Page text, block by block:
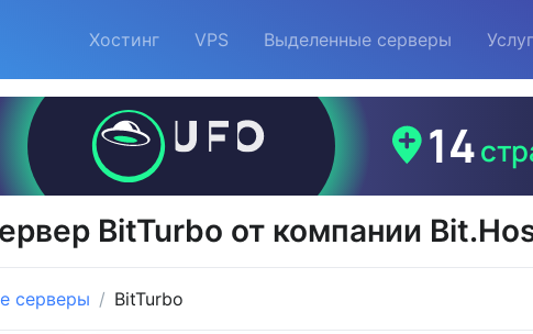
Хостинг VPS Выделенные серверы
BitTurbo от компании
серверы BitTurbo